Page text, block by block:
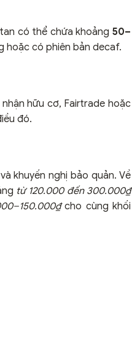
có thể chứa khoảng 50–
hoặc có phiên bản decaf.
hữu cơ, Fairtrade hoặc
đó.
khuyến nghị bảo quản. Về
từ 120.000 đến 300.000₫
cho cùng khối